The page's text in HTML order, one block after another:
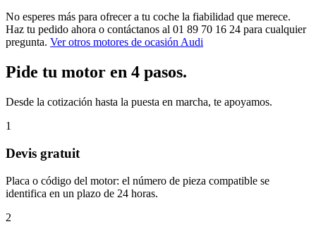
No esperes más para ofrecer a tu coche la fiabilidad que merece.
Haz tu pedido ahora o contáctanos al 01 89 70 16 24 para cualquier
pregunta. Ver otros motores de ocasión Audi
Pide tu motor en 4 pasos.
Desde la cotización hasta la puesta en marcha, te apoyamos.
1
Devis gratuit
Placa o código del motor: el número de pieza compatible se
identifica en un plazo de 24 horas.
2